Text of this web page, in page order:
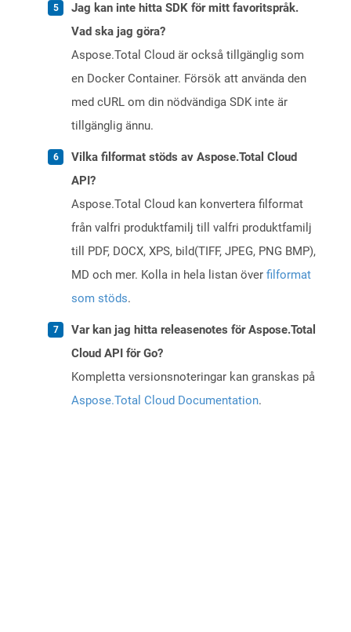
Jag kan inte hitta SDK för mitt favoritspråk.
Vad ska jag göra?
Aspose.Total Cloud är också tillgänglig som
en Docker Container. Försök att använda den
med cURL om din nödvändiga SDK inte är
tillgänglig ännu.
Vilka filformat stöds av Aspose.Total Cloud
API?
Aspose.Total Cloud kan konvertera filformat
från valfri produktfamilj till valfri produktfamilj
till PDF, DOCX, XPS, bild(TIFF, JPEG, PNG BMP),
MD och mer. Kolla in hela listan över filformat
som stöds.
Var kan jag hitta releasenotes för Aspose.Total
Cloud API för Go?
Kompletta versionsnoteringar kan granskas på
Aspose.Total Cloud Documentation.